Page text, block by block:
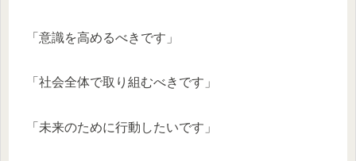
「意識を高めるべきです」
「社会全体で取り組むべきです」
「未来のために行動したいです」